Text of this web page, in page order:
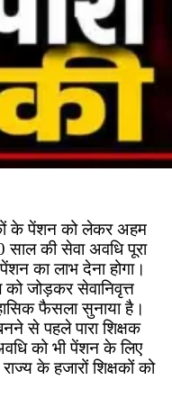
के पेंशन को लेकर अहम
साल की सेवा अवधि पूरा
का लाभ देना होगा।
को जोड़कर सेवानिवृत्त
फैसला सुनाया है।
से पहले पारा शिक्षक
को भी पेंशन के लिए
के हजारों शिक्षकों को